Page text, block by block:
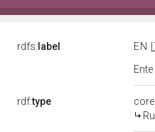
rdfs: label EN
rdf:type